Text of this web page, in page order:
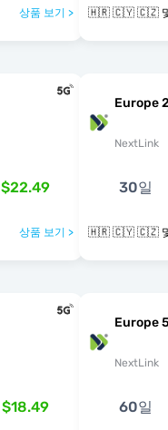
상품 보기 >
$22.49
상품 보기 >
Europe
NextLink
30일
$18.49
Europe
NextLink
60일